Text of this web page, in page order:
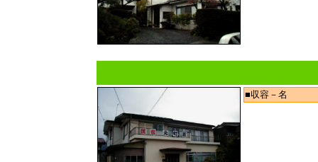
■収容－名